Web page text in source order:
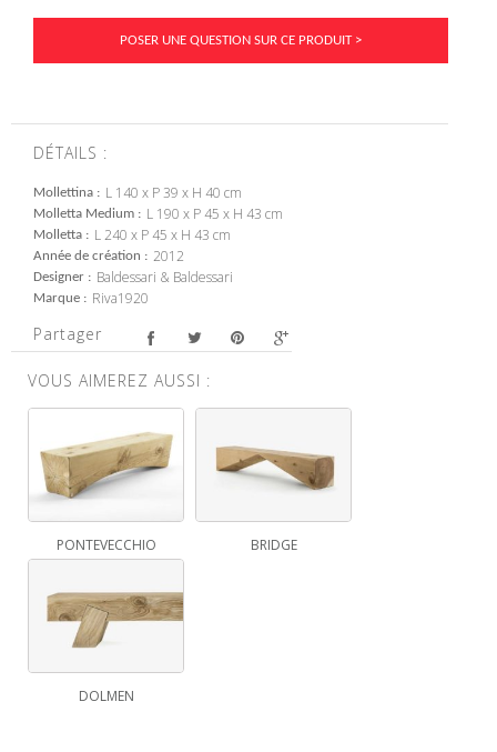
POSER UNE QUESTION SUR CE PRODUIT >
DÉTAILS :
Mollettina L 140 x P 39 x H 40 cm
Molletta Medium L 190 x P 45 x H 43 cm
Molletta L 240 x P 45 x H 43 cm
Année de création 2012
Designer Baldessari & Baldessari
Marque Riva1920
Partager
VOUS AIMEREZ AUSSI :
PONTEVECCHIO BRIDGE
DOLMEN